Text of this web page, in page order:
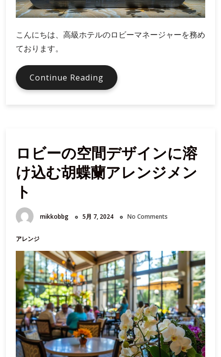
こんにちは、高級ホテルのロビーマネージャーを務め
ております。
Continue Reading
テ
な
日
に
胡
を
活
用
す
る
か
ロビーの空間デザインに溶
け込む胡蝶蘭アレンジメン
ト
mikkobbg 5月 7, 2024 No Comments
アレンジ